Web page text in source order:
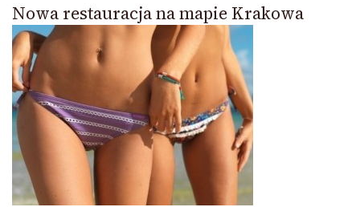
Nowa restauracja na mapie Krakowa